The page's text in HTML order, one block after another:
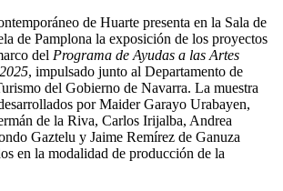
de Huarte presenta en la Sala de
de Pamplona la exposición de los proyectos
del Programa de Ayudas a las Artes
, impulsado junto al Departamento de
del Gobierno de Navarra. La muestra
por Maider Garayo Urabayen,
de la Riva, Carlos Irijalba, Andrea
Gaztelu y Jaime Remírez de Ganuza
en la modalidad de producción de la